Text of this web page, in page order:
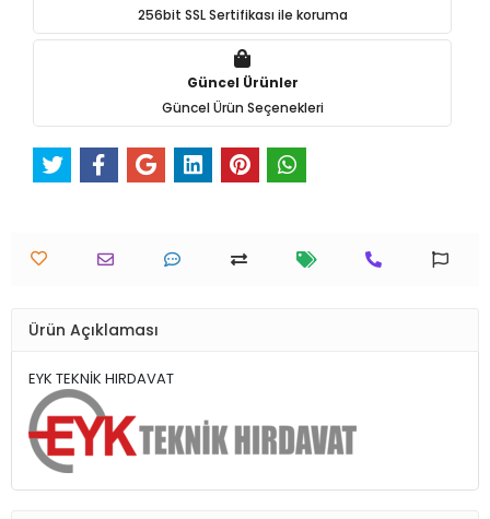
256bit SSL Sertifikası ile koruma
Güncel Ürünler
Güncel Ürün Seçenekleri
Ürün Açıklaması
EYK TEKNİK HIRDAVAT